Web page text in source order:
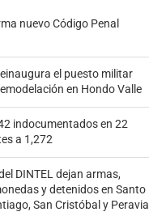
nuevo Código Penal
el puesto militar
en Hondo Valle
indocumentados en 22
a 1,272
DINTEL dejan armas,
y detenidos en Santo
San Cristóbal y Peravia